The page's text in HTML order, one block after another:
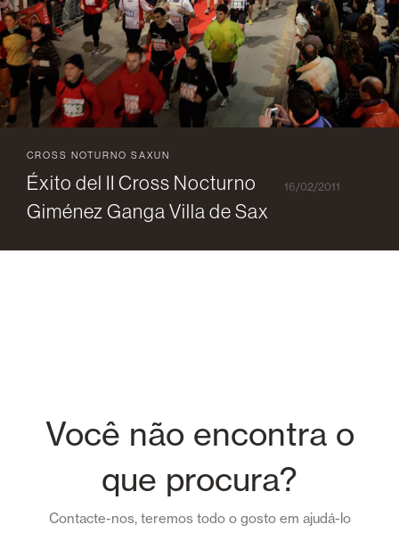
CROSS NOTURNO SAXUN
Éxito del II Cross Nocturno
Giménez Ganga Villa de Sax
16/02/2011
Você não encontra o
que procura?
Contacte-nos, teremos todo o gosto em ajudá-lo